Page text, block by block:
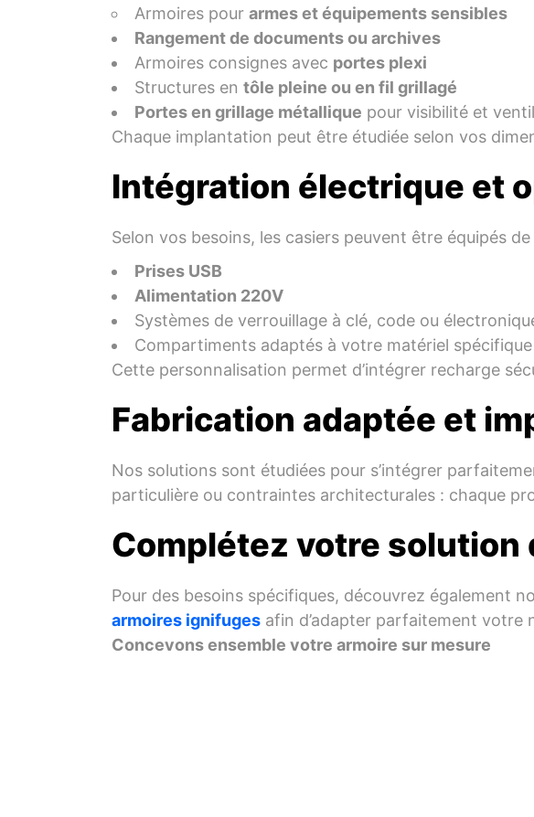
Armoires pour armes et équipements sensibles
Rangement de documents ou archives
Armoires consignes avec portes plexi
Structures en tôle pleine ou en fil grillagé
Portes en grillage métallique pour visibilité et
Chaque implantation peut être étudiée selon vos
Intégration électrique et
Selon vos besoins, les casiers peuvent être équipés de
Prises USB
Alimentation 220V
Systèmes de verrouillage à clé, code ou
Compartiments adaptés à votre matériel spécifique
Cette personnalisation permet d’intégrer recharge
Fabrication adaptée et
Nos solutions sont étudiées pour s’intégrer
particulière ou contraintes architecturales : chaque
Complétez votre
Pour des besoins spécifiques, découvrez également
armoires ignifuges afin d’adapter parfaitement
Concevons ensemble votre armoire sur mesure